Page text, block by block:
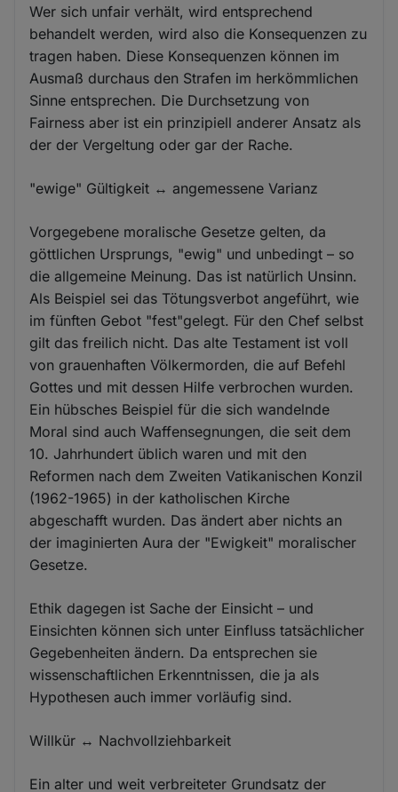
Wer sich unfair verhält, wird entsprechend
behandelt werden, wird also die Konsequenzen zu
tragen haben. Diese Konsequenzen können im
Ausmaß durchaus den Strafen im herkömmlichen
Sinne entsprechen. Die Durchsetzung von
Fairness aber ist ein prinzipiell anderer Ansatz als
der der Vergeltung oder gar der Rache.
"ewige" Gültigkeit ↔ angemessene Varianz
Vorgegebene moralische Gesetze gelten, da
göttlichen Ursprungs, "ewig" und unbedingt – so
die allgemeine Meinung. Das ist natürlich Unsinn.
Als Beispiel sei das Tötungsverbot angeführt, wie
im fünften Gebot "fest"gelegt. Für den Chef selbst
gilt das freilich nicht. Das alte Testament ist voll
von grauenhaften Völkermorden, die auf Befehl
Gottes und mit dessen Hilfe verbrochen wurden.
Ein hübsches Beispiel für die sich wandelnde
Moral sind auch Waffensegnungen, die seit dem
10. Jahrhundert üblich waren und mit den
Reformen nach dem Zweiten Vatikanischen Konzil
(1962-1965) in der katholischen Kirche
abgeschafft wurden. Das ändert aber nichts an
der imaginierten Aura der "Ewigkeit" moralischer
Gesetze.
Ethik dagegen ist Sache der Einsicht – und
Einsichten können sich unter Einfluss tatsächlicher
Gegebenheiten ändern. Da entsprechen sie
wissenschaftlichen Erkenntnissen, die ja als
Hypothesen auch immer vorläufig sind.
Willkür ↔ Nachvollziehbarkeit
Ein alter und weit verbreiteter Grundsatz der